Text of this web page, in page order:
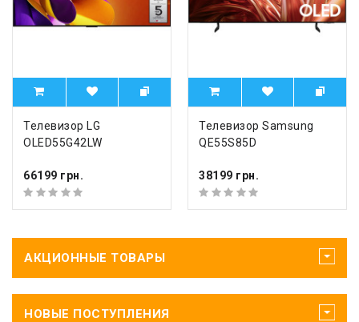
Телевизор LG
OLED55G42LW
66199 грн.
Телевизор Samsung
QE55S85D
38199 грн.
АКЦИОННЫЕ ТОВАРЫ
НОВЫЕ ПОСТУПЛЕНИЯ